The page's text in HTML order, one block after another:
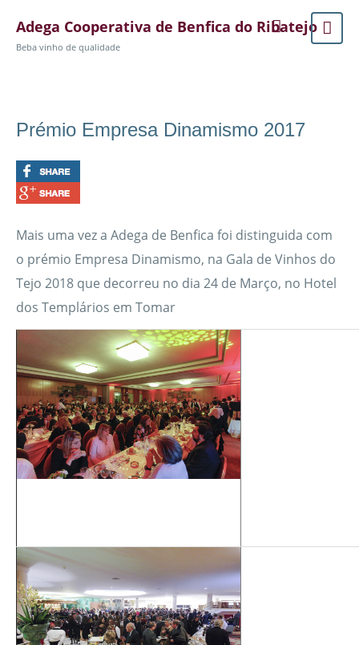
Adega Cooperativa de Benfica do Ribatejo
Beba vinho de qualidade
Prémio Empresa Dinamismo 2017
Mais uma vez a Adega de Benfica foi distinguida com
o prémio Empresa Dinamismo, na Gala de Vinhos do
Tejo 2018 que decorreu no dia 24 de Março, no Hotel
dos Templários em Tomar